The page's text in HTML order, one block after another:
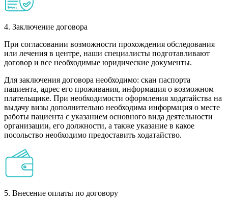
4. Заключение договора
При согласовании возможности прохождения обследования
или лечения в центре, наши специалисты подготавливают
договор и все необходимые юридические документы.
Для заключения договора необходимо: скан паспорта
пациента, адрес его проживания, информация о возможном
плательщике. При необходимости оформления ходатайства на
выдачу визы дополнительно необходима информация о месте
работы пациента с указанием основного вида деятельности
организации, его должности, а также указание в какое
посольство необходимо предоставить ходатайство.
5. Внесение оплаты по договору